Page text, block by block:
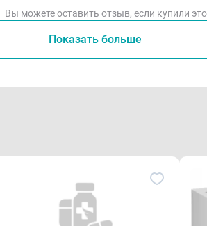
Вы можете оставить отзыв, если купили
Показать больше